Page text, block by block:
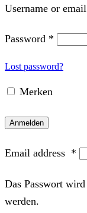
Username or email
Password *
Lost password?
Merken
Anmelden
Email address *
Das Passwort
werden.